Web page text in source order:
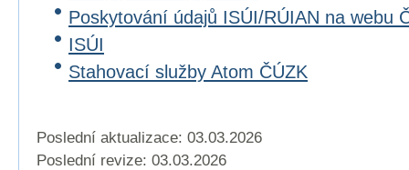
Poskytování údajů ISÚI/RÚIAN na webu
ISÚI
Stahovací služby Atom ČÚZK
Poslední aktualizace: 03.03.2026
Poslední revize: 03.03.2026